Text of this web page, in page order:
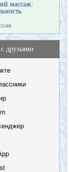
массаж:
друзьями